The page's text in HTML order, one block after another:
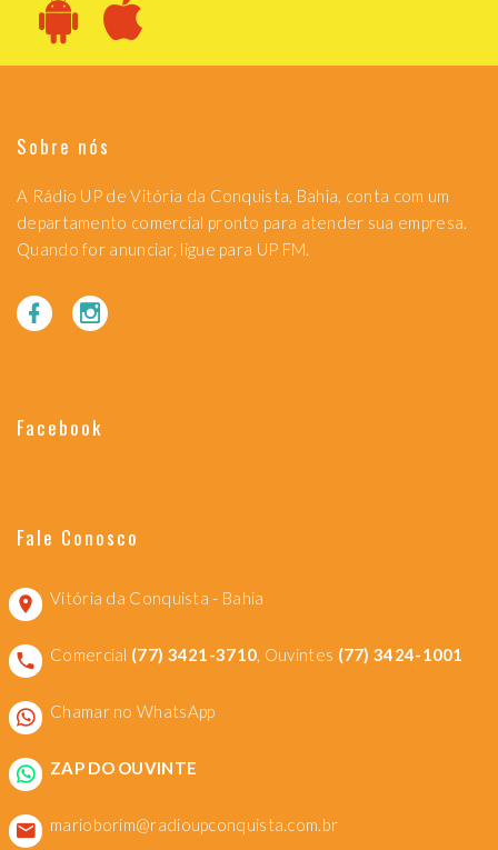
Sobre nós
A Rádio UP de Vitória da Conquista, Bahia, conta com um
departamento comercial pronto para atender sua empresa.
Quando for anunciar, ligue para UP FM.
Facebook
Fale Conosco
Vitória da Conquista - Bahia
Comercial (77) 3421-3710, Ouvintes (77) 3424-1001
Chamar no WhatsApp
ZAP DO OUVINTE
marioborim@radioupconquista.com.br